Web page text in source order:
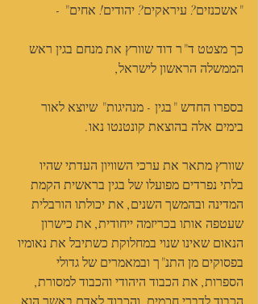
"אשכנזים? עיראקים? יהודים! אחים" -
כך מצטט ד"ר דוד שוורץ את מנחם בגין ראש
הממשלה הראשון לישראל,
בספרו החדש "בגין - מנהיגות" שיוצא לאור
בימים אלה בהוצאת קונטנטו נאו.
שוורץ מתאר את ערכי השוויון העדתי שהיו
בלתי נפרדים מפועלו של בגין בראשית הקמת
המדינה ובהמשך השנים, את יכולתו הורבלית
שעטפה אותו בכריזמה ייחודית, את כישרון
הנאום שאינו שנוי במחלוקת כשתיבל את נאומיו
בפסוקים מן התנ"ך ובמאמרים של גדולי
הספרות, את הכבוד היהודי והכבוד למסורת,